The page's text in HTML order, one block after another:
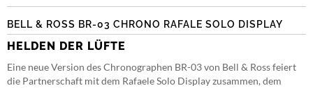
BELL & ROSS BR-03 CHRONO RAFALE SOLO DISPLAY
HELDEN DER LÜFTE
Eine neue Version des Chronographen BR-03 von Bell & Ross feiert
die Partnerschaft mit dem Rafaele Solo Display zusammen, dem